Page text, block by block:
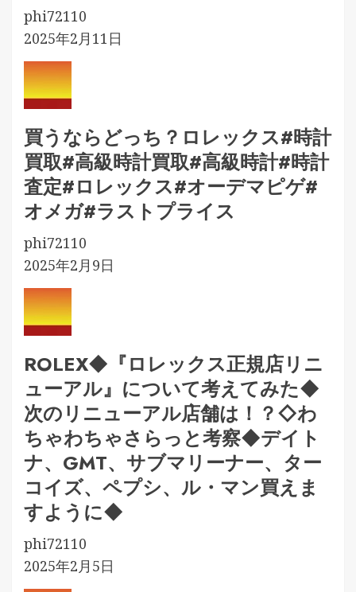
phi72110
2025年2月11日
買うならどっち？ロレックス#時計
買取#高級時計買取#高級時計#時計
査定#ロレックス#オーデマピゲ#
オメガ#ラストプライス
phi72110
2025年2月9日
ROLEX◆『ロレックス正規店リニ
ューアル』について考えてみた◆
次のリニューアル店舗は！？◇わ
ちゃわちゃさらっと考察◆デイト
ナ、GMT、サブマリーナー、ター
コイズ、ペプシ、ル・マン買えま
すように◆
phi72110
2025年2月5日